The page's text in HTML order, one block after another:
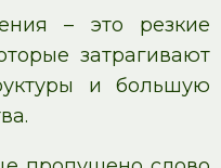
– это резкие
затрагивают
и большую